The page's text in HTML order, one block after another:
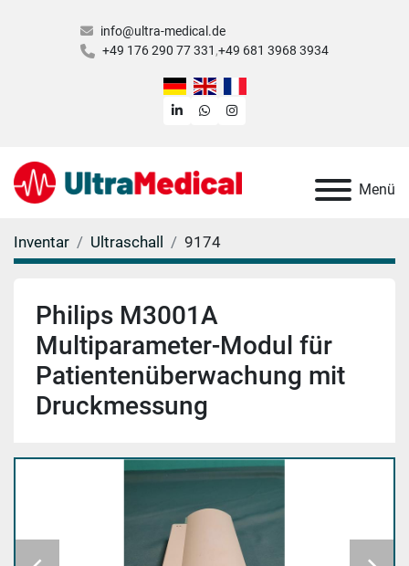
info@ultra-medical.de
+49 176 290 77 331 +49 681 3968 3934
linkedinwhatsappinstagram
Menü
Inventar Ultraschall 9174
Philips M3001A
Multiparameter-Modul für
Patientenüberwachung mit
Druckmessung